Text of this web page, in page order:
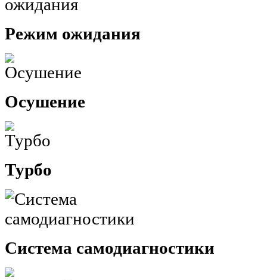
Режим ожидания
Осушение
Турбо
Система самодиагностики